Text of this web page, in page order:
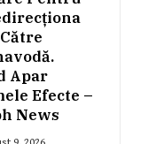
Apar
Efecte –
News